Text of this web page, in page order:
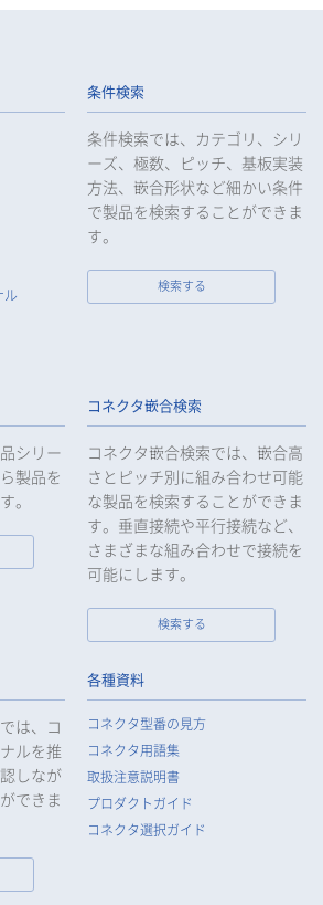
つ適切な監督を行います。
安全管理が図られるよう必要かつ適切な監
として定められている場合を除き、お客様
らかじめ、ご本人の同意を得ることなく第
はいたしません。
とされている場合を除き、第三者に個人デ
き、又は受けたときは、法令で定められた確
に履行いたします。
漏えい等の事故が発生した場合は、お客様
る考えのもと、被害を最小限にとどめるた
速やかに対応し、再発防止に向けた取り組
報保護のための管理体制および取り組みを継
期的に評価を実施し、その改善に努めてまい
スの提供にあたり、お客様等の氏名、住
メールアドレス、勤務先情報（所属会社
職、住所、電話（FAX）番号等）、性別、銀
情報を取得します。当社は、適正に個人情
の他不正の手段により取得することはいた
およびその他のトラッキング技術（例え
使用して、IPアドレス等の識別子を含む、
ル
条件検索
条件検索では、カテゴリ、シリ
ーズ、極数、ピッチ、基板実装
方法、嵌合形状など細かい条件
で製品を検索することができま
す。
検索する
シリー
製品を
。
コネクタ嵌合検索
コネクタ嵌合検索では、嵌合高
さとピッチ別に組み合わせ可能
な製品を検索することができま
す。垂直接続や平行接続など、
さまざまな組み合わせで接続を
可能にします。
検索する
は、コ
ルを推
しなが
できま
各種資料
コネクタ型番の見方
コネクタ用語集
取扱注意説明書
プロダクトガイド
コネクタ選択ガイド